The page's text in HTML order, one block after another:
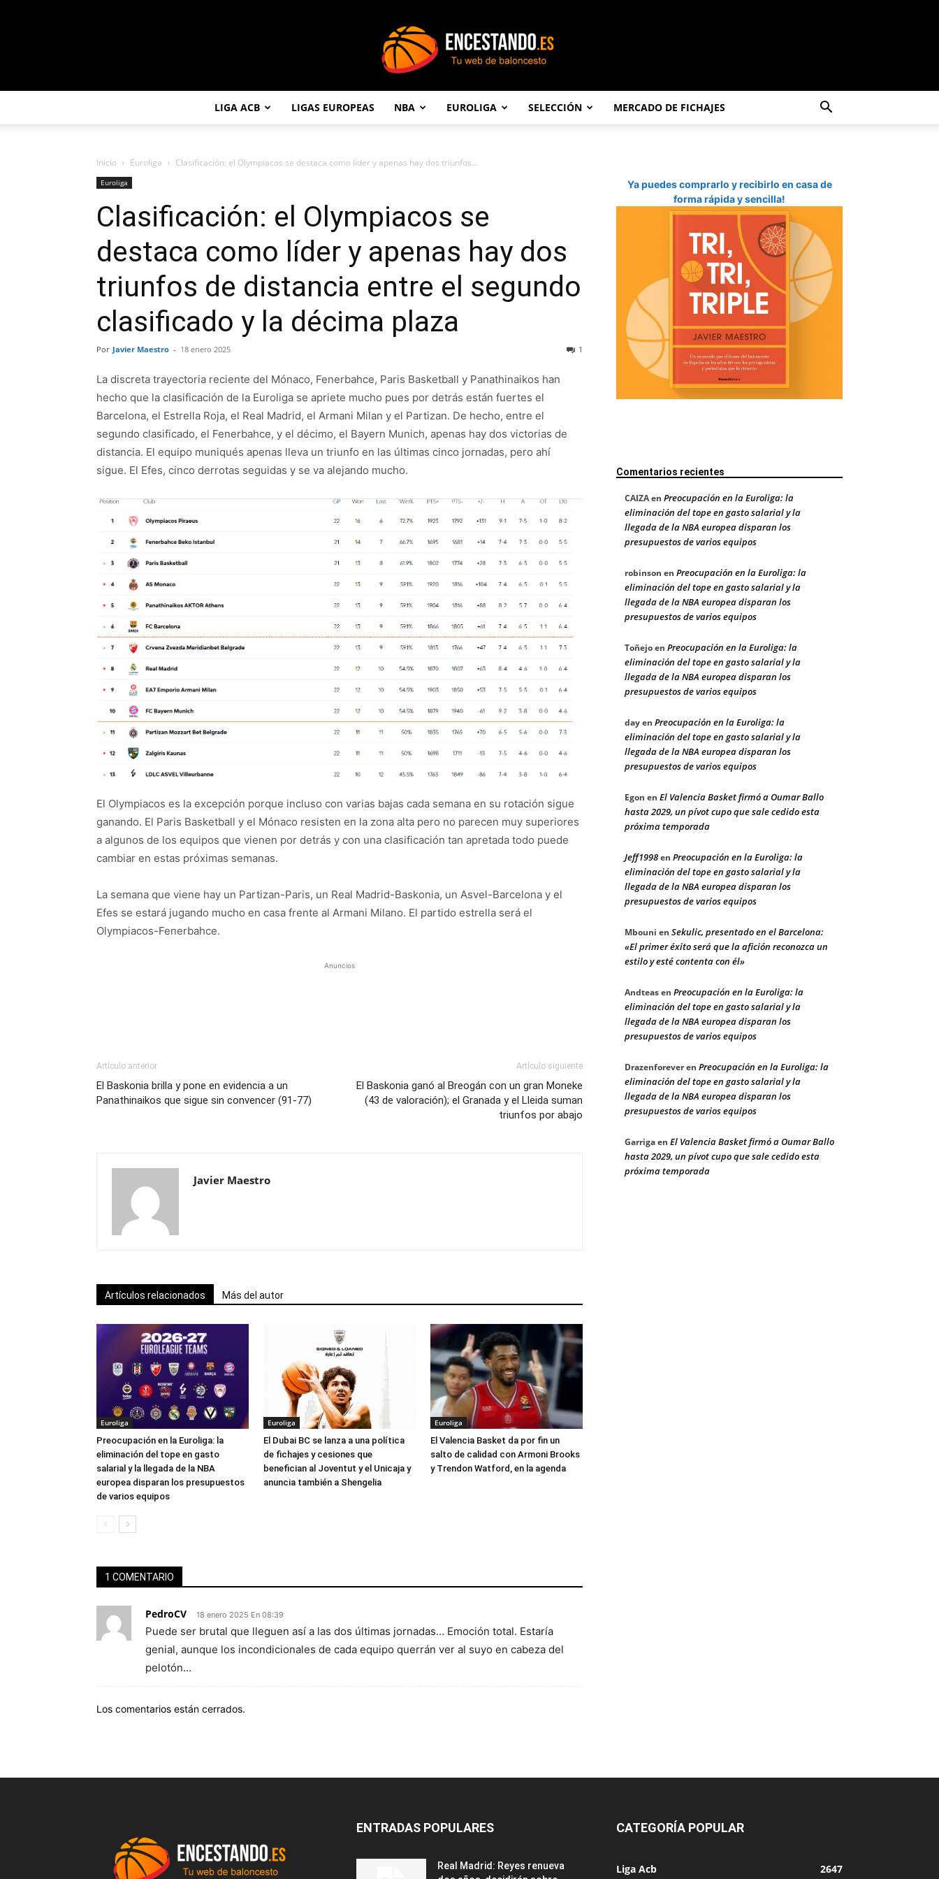
LIGA ACB LIGAS EUROPEAS NBA EUROLIGA SELECCIÓN MERCADO DE FICHAJES
Inicio Euroliga Clasificación: el Olympiacos se destaca como líder y apenas hay dos triunfos...
Euroliga
Clasificación: el Olympiacos se
destaca como líder y apenas hay dos
triunfos de distancia entre el segundo
clasificado y la décima plaza
Por Javier Maestro - 18 enero 2025 1
La discreta trayectoria reciente del Mónaco, Fenerbahce, Paris Basketball y Panathinaikos han
hecho que la clasificación de la Euroliga se apriete mucho pues por detrás están fuertes el
Barcelona, el Estrella Roja, el Real Madrid, el Armani Milan y el Partizan. De hecho, entre el
segundo clasificado, el Fenerbahce, y el décimo, el Bayern Munich, apenas hay dos victorias de
distancia. El equipo muniqués apenas lleva un triunfo en las últimas cinco jornadas, pero ahí
sigue. El Efes, cinco derrotas seguidas y se va alejando mucho.
El Olympiacos es la excepción porque incluso con varias bajas cada semana en su rotación sigue
ganando. El Paris Basketball y el Mónaco resisten en la zona alta pero no parecen muy superiores
a algunos de los equipos que vienen por detrás y con una clasificación tan apretada todo puede
cambiar en estas próximas semanas.
La semana que viene hay un Partizan-Paris, un Real Madrid-Baskonia, un Asvel-Barcelona y el
Efes se estará jugando mucho en casa frente al Armani Milano. El partido estrella será el
Olympiacos-Fenerbahce.
Anuncios
Artículo anterior
El Baskonia brilla y pone en evidencia a un
Panathinaikos que sigue sin convencer (91-77)
Artículo siguiente
El Baskonia ganó al Breogán con un gran Moneke
(43 de valoración); el Granada y el Lleida suman
triunfos por abajo
Javier Maestro
Artículos relacionados Más del autor
Euroliga
Preocupación en la Euroliga: la
eliminación del tope en gasto
salarial y la llegada de la NBA
europea disparan los presupuestos
de varios equipos
Euroliga
El Dubai BC se lanza a una política
de fichajes y cesiones que
benefician al Joventut y el Unicaja y
anuncia también a Shengelia
Euroliga
El Valencia Basket da por fin un
salto de calidad con Armoni Brooks
y Trendon Watford, en la agenda
1 COMENTARIO
PedroCV 18 enero 2025 En 08:39
Puede ser brutal que lleguen así a las dos últimas jornadas… Emoción total. Estaría
genial, aunque los incondicionales de cada equipo querrán ver al suyo en cabeza del
pelotón…
Los comentarios están cerrados.
Ya puedes comprarlo y recibirlo en casa de
forma rápida y sencilla!
Comentarios recientes
CAIZAen Preocupación en la Euroliga: la
eliminación del tope en gasto salarial y la
llegada de la NBA europea disparan los
presupuestos de varios equipos
robinson en Preocupación en la Euroliga: la
eliminación del tope en gasto salarial y la
llegada de la NBA europea disparan los
presupuestos de varios equipos
Toñejoen Preocupación en la Euroliga: la
eliminación del tope en gasto salarial y la
llegada de la NBA europea disparan los
presupuestos de varios equipos
dayen Preocupación en la Euroliga: la
eliminación del tope en gasto salarial y la
llegada de la NBA europea disparan los
presupuestos de varios equipos
Egon en El Valencia Basket firmó a Oumar Ballo
hasta 2029, un pívot cupo que sale cedido esta
próxima temporada
Jeff1998en Preocupación en la Euroliga: la
eliminación del tope en gasto salarial y la
llegada de la NBA europea disparan los
presupuestos de varios equipos
Mbouni en Sekulic, presentado en el Barcelona:
«El primer éxito será que la afición reconozca un
estilo y esté contenta con él»
Andteasen Preocupación en la Euroliga: la
eliminación del tope en gasto salarial y la
llegada de la NBA europea disparan los
presupuestos de varios equipos
Drazenforeveren Preocupación en la Euroliga: la
eliminación del tope en gasto salarial y la
llegada de la NBA europea disparan los
presupuestos de varios equipos
Garrigaen El Valencia Basket firmó a Oumar Ballo
hasta 2029, un pívot cupo que sale cedido esta
próxima temporada
ENTRADAS POPULARES
Real Madrid: Reyes renueva
CATEGORÍA POPULAR
Liga Acb 2647